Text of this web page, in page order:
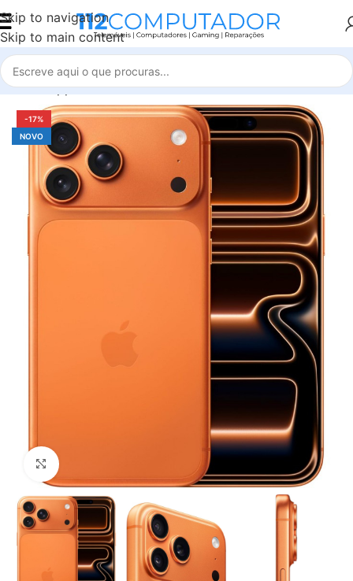
Skip to navigation
Skip to main content
Início Apple iPhone 17 Pro Max
-17%
NOVO
Click to enlarge